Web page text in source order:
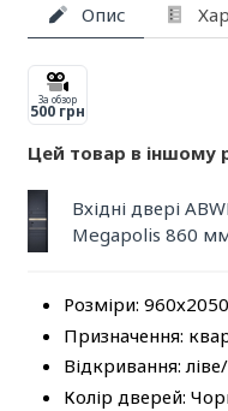
Опис
За обзор
500 грн
Цей товар в іншому
Вхідні двері
Megapolis 860
Розміри:
Призначення:
Відкривання:
Колір дверей: